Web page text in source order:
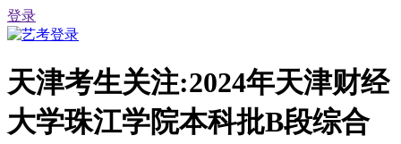
登录
天津考生关注:2024年天津财经
大学珠江学院本科批B段综合